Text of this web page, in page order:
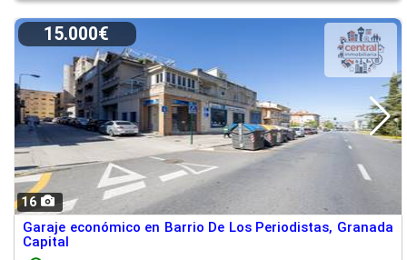
16
15.000€
Garaje económico en Barrio De Los Periodistas, Granada
Capital